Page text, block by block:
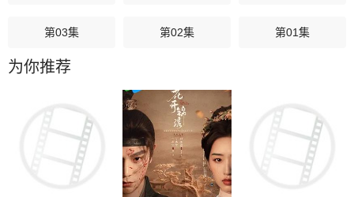
第03集 第02集 第01集
为你推荐